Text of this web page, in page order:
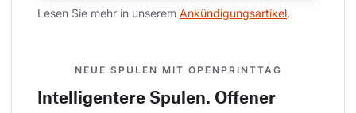
Lesen Sie mehr in unserem Ankündigungsartikel.
NEUE SPULEN MIT OPENPRINTTAG
Intelligentere Spulen. Offener